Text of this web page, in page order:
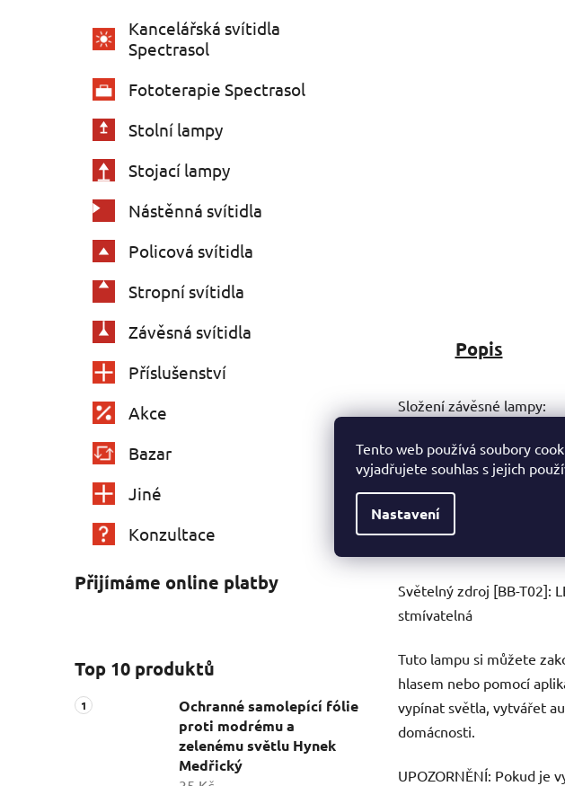
Tento web používá soubory
vyjadřujete souhlas s jejich
Nastavení
Kancelářská svítidla
Spectrasol
Fototerapie Spectrasol
Stolní lampy
Stojací lampy
Nástěnná svítidla
Policová svítidla
Stropní svítidla
Závěsná svítidla
Příslušenství
Akce
Bazar
Jiné
Konzultace
Přijímáme online platby
Top 10 produktů
Ochranné samolepící fólie
proti modrému a
zelenému světlu Hynek
Medřický
Popis
Složení závěsné lampy:
.1 kovový stropní
1 E27 objímka s kroužky
1 smaltované kovové
Světelný zdroj [BB-T02]:
stmívatelná
Tuto lampu si můžete
hlasem nebo pomocí
vypínat světla, vytvářet
domácnosti.
UPOZORNĚNÍ: Pokud je